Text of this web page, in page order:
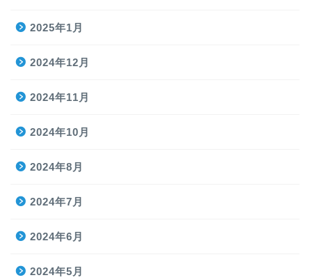
2025年1月
2024年12月
2024年11月
2024年10月
2024年8月
2024年7月
2024年6月
2024年5月